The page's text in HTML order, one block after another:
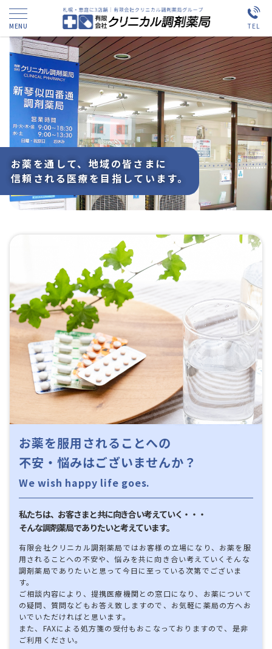
お薬を通して、 地域の皆さまに
信頼される医療を 目指しています。
MESSAGE
お薬を服用されることへの
不安・悩みはございませんか？
We wish happy life goes.
私たちは、お客さまと共に向き合い考えていく・・・
そんな調剤薬局でありたいと考えています。
有限会社クリニカル調剤薬局ではお客様の立場になり、お薬を服
用されることへの不安や、悩みを共に向き合い考えていくそんな
調剤薬局でありたいと思って今日に至っている次第でございま
す。
ご相談内容により、提携医療機関との窓口になり、お薬について
の疑問、質問などもお答え致しますので、お気軽に薬局の方へお
いでいただければと思います。
また、FAXによる処方箋の受付もおこなっておりますので、是非
ご利用ください。